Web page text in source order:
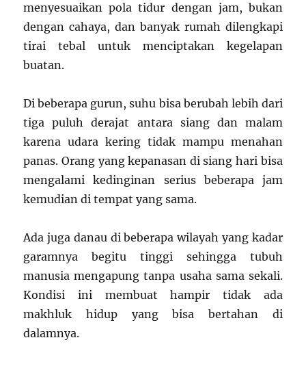
menyesuaikan pola tidur dengan jam, bukan
dengan cahaya, dan banyak rumah dilengkapi
tirai tebal untuk menciptakan kegelapan
buatan.
Di beberapa gurun, suhu bisa berubah lebih dari
tiga puluh derajat antara siang dan malam
karena udara kering tidak mampu menahan
panas. Orang yang kepanasan di siang hari bisa
mengalami kedinginan serius beberapa jam
kemudian di tempat yang sama.
Ada juga danau di beberapa wilayah yang kadar
garamnya begitu tinggi sehingga tubuh
manusia mengapung tanpa usaha sama sekali.
Kondisi ini membuat hampir tidak ada
makhluk hidup yang bisa bertahan di
dalamnya.